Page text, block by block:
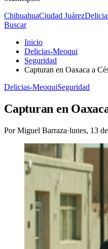
ChihuahuaCiudad Juárez
Buscar
Inicio
Delicias-Meoqui
Seguridad
Capturan en Oaxaca a
Delicias-MeoquiSeguridad
Capturan en
PorMiguel Barraza·lunes, 13